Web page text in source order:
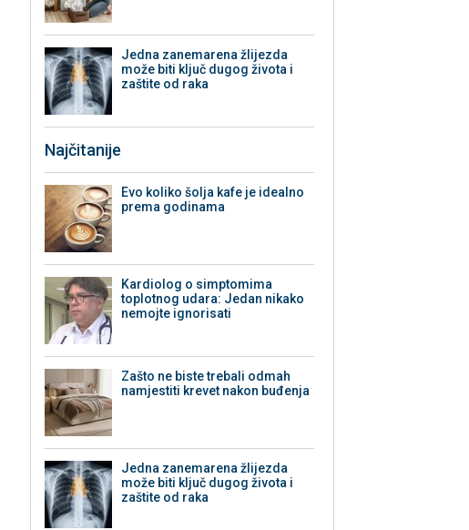
Jedna zanemarena žlijezda
može biti ključ dugog života i
zaštite od raka
Najčitanije
Evo koliko šolja kafe je idealno
prema godinama
Kardiolog o simptomima
toplotnog udara: Jedan nikako
nemojte ignorisati
Zašto ne biste trebali odmah
namjestiti krevet nakon buđenja
Jedna zanemarena žlijezda
može biti ključ dugog života i
zaštite od raka